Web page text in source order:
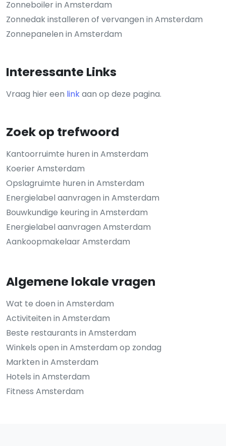
Zonneboiler in Amsterdam
Zonnedak installeren of vervangen in Amsterdam
Zonnepanelen in Amsterdam
Interessante Links
Vraag hier een linkaan op deze pagina.
Zoek op trefwoord
Kantoorruimte huren in Amsterdam
Koerier Amsterdam
Opslagruimte huren in Amsterdam
Energielabel aanvragen in Amsterdam
Bouwkundige keuring in Amsterdam
Energielabel aanvragen Amsterdam
Aankoopmakelaar Amsterdam
Algemene lokale vragen
Wat te doen in Amsterdam
Activiteiten in Amsterdam
Beste restaurants in Amsterdam
Winkels open in Amsterdam op zondag
Markten in Amsterdam
Hotels in Amsterdam
Fitness Amsterdam